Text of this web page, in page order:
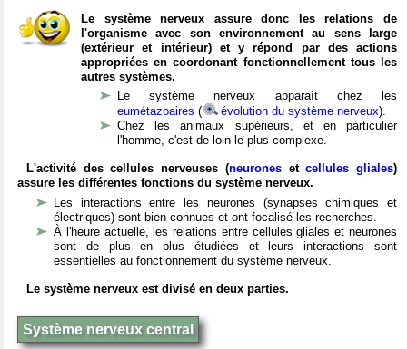
Le système nerveux assure donc les relations de
l'organisme avec son environnement au sens large
(extérieur et intérieur) et y répond par des actions
appropriées en coordonant fonctionnellement tous les
autres systèmes.
Le système nerveux apparaît chez les
eumétazoaires ( évolution du système nerveux).
Chez les animaux supérieurs, et en particulier
l'homme, c'est de loin le plus complexe.
L'activité des cellules nerveuses (neuronesetcellules gliales)
assure les différentes fonctions du système nerveux.
Les interactions entre les neurones (synapses chimiques et
électriques) sont bien connues et ont focalisé les recherches.
À l'heure actuelle, les relations entre cellules gliales et neurones
sont de plus en plus étudiées et leurs interactions sont
essentielles au fonctionnement du système nerveux.
Le système nerveux est divisé en deux parties.
Système nerveux central